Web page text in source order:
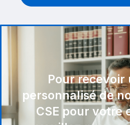
Pour recevoir
personnalisé de
CSE pour votre